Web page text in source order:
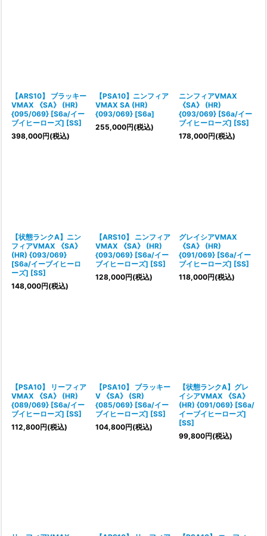
【ARS10】 ブラッキー
VMAX 《SA》 (HR)
{095/069} [S6a/イー
ブイヒーローズ] [SS]
398,000円(税込)
【PSA10】ニンフィア
VMAX SA (HR)
{093/069} [S6a]
255,000円(税込)
ニンフィアVMAX
《SA》 (HR)
{093/069} [S6a/イー
ブイヒーローズ] [SS]
178,000円(税込)
【状態ランクA】ニン
フィアVMAX 《SA》
(HR) {093/069}
[S6a/イーブイヒーロ
ーズ] [SS]
148,000円(税込)
【ARS10】 ニンフィア
VMAX 《SA》 (HR)
{093/069} [S6a/イー
ブイヒーローズ] [SS]
128,000円(税込)
グレイシアVMAX
《SA》 (HR)
{091/069} [S6a/イー
ブイヒーローズ] [SS]
118,000円(税込)
【PSA10】 リーフィア
VMAX 《SA》 (HR)
{089/069} [S6a/イー
ブイヒーローズ] [SS]
112,800円(税込)
【PSA10】 ブラッキー
V 《SA》 (SR)
{085/069} [S6a/イー
ブイヒーローズ] [SS]
104,800円(税込)
【状態ランクA】グレ
イシアVMAX 《SA》
(HR) {091/069} [S6a/
イーブイヒーローズ]
[SS]
99,800円(税込)